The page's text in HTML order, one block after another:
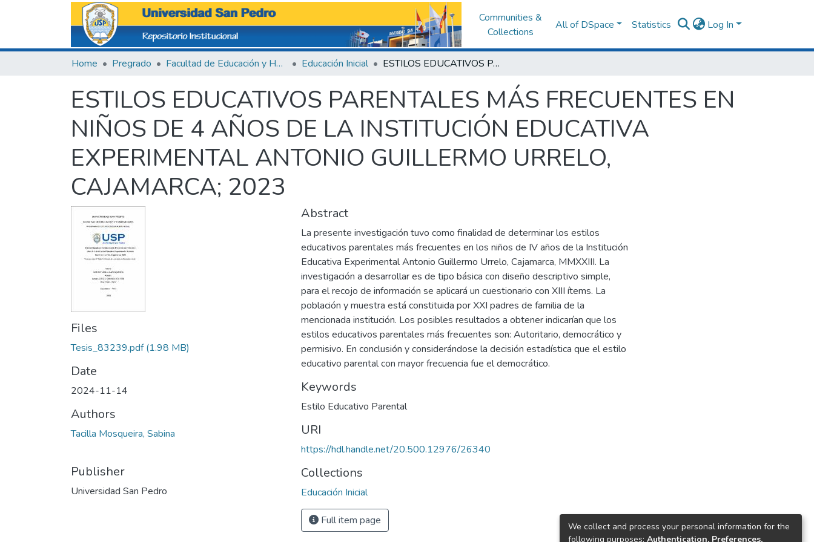
Communities &
Collections
All of DSpace Statistics Log In
Home Pregrado Facultad de Educación y Humanidades Educación Inicial ESTILOS EDUCATIVOS PARENTALES MÁS FRECUENTES EN NIÑOS DE 4 AÑOS DE LA INSTITUCIÓN EDUCATIVA EXPERIMENTAL ANTONIO GUILLERMO URRELO, CAJAMARCA; 2023
ESTILOS EDUCATIVOS PARENTALES MÁS FRECUENTES EN
NIÑOS DE 4 AÑOS DE LA INSTITUCIÓN EDUCATIVA
EXPERIMENTAL ANTONIO GUILLERMO URRELO,
CAJAMARCA; 2023
Files
Tesis_83239.pdf(1.98 MB)
Date
2024-11-14
Authors
Tacilla Mosqueira, Sabina
Publisher
Universidad San Pedro
Abstract
La presente investigación tuvo como finalidad de determinar los estilos
educativos parentales más frecuentes en los niños de IV años de la Institución
Educativa Experimental Antonio Guillermo Urrelo, Cajamarca, MMXXIII. La
investigación a desarrollar es de tipo básica con diseño descriptivo simple,
para el recojo de información se aplicará un cuestionario con XIII ítems. La
población y muestra está constituida por XXI padres de familia de la
mencionada institución. Los posibles resultados a obtener indicarían que los
estilos educativos parentales más frecuentes son: Autoritario, democrático y
permisivo. En conclusión y considerándose la decisión estadística que el estilo
educativo parental con mayor frecuencia fue el democrático.
Keywords
Estilo Educativo Parental
URI
https://hdl.handle.net/20.500.12976/26340
Collections
Educación Inicial
Full item page
We collect and process your personal information for the
following purposes: Authentication, Preferences,